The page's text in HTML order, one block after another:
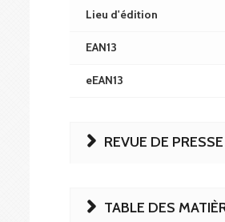
Lieu d'édition
EAN13
eEAN13
REVUE DE PRESSE
TABLE DES